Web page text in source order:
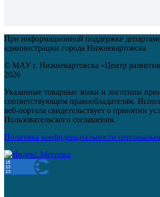
При информационной поддержке
администрации города Нижневартовска
© МАУ г. Нижневартовска «Центр развития
2026
Указанные товарные знаки и логотипы
соответствующим правообладателям.
веб-портала свидетельствует о принятии
Пользовательского соглашения.
Политика конфиденциальности